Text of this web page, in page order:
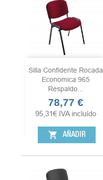
Silla Confidente Rocada
Economica 965
Respaldo...
Precio
78,77 €
95,31€ IVA incluído
shopping_cart AÑADIR